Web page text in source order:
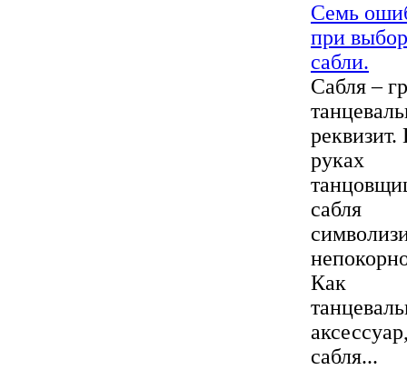
Семь
при
сабли.
Сабля –
реквизит.
руках
сабля
Как
сабля...